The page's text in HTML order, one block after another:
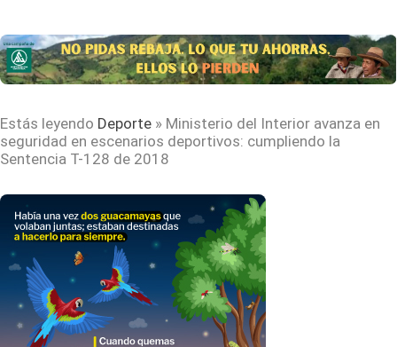
Estás leyendo Deporte » Ministerio del Interior avanza en
seguridad en escenarios deportivos: cumpliendo la
Sentencia T-128 de 2018